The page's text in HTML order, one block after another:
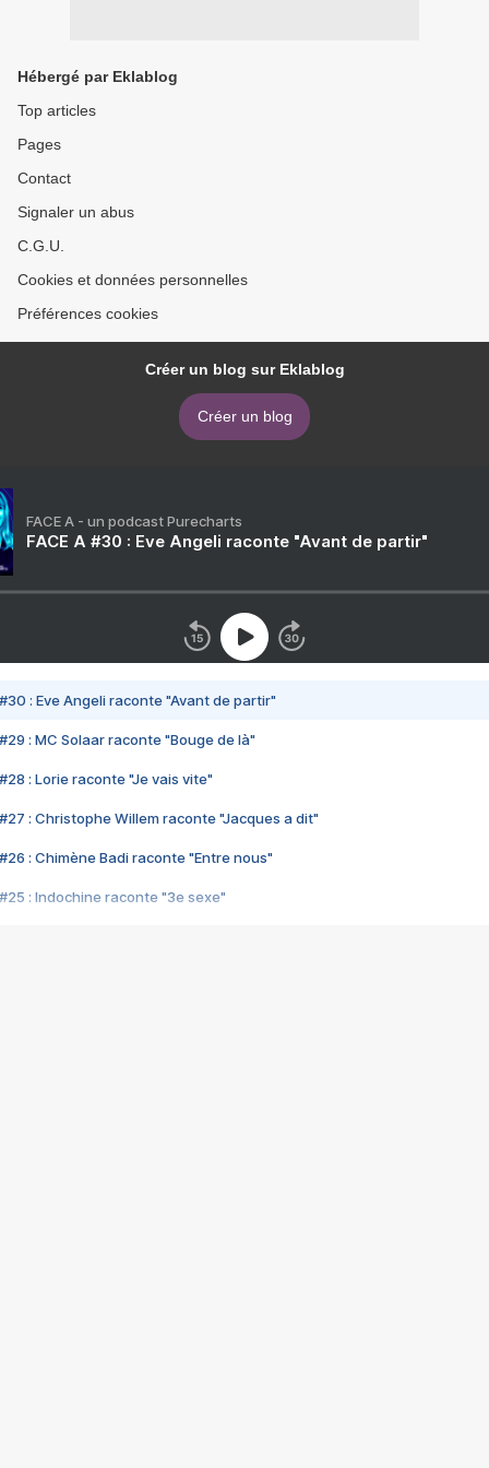
Hébergé par Eklablog
Top articles
Pages
Contact
Signaler un abus
C.G.U.
Cookies et données personnelles
Préférences cookies
Créer un blog sur Eklablog
Créer un blog
FACE A - un podcast Purecharts
FACE A #30 : Eve Angeli raconte "Avant de partir"
#30 : Eve Angeli raconte "Avant de partir"
#29 : MC Solaar raconte "Bouge de là"
#28 : Lorie raconte "Je vais vite"
#27 : Christophe Willem raconte "Jacques a dit"
#26 : Chimène Badi raconte "Entre nous"
#25 : Indochine raconte "3e sexe"